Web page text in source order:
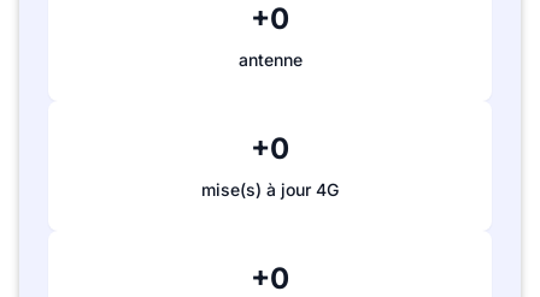
+0
antenne
+0
mise(s) à jour 4G
+0